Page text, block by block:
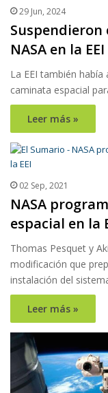
29 Jun, 2024
NASA en la EEI
La EEI también
caminata espacial
Leer más »
02 Sep, 2021
NASA
espacial en la
Thomas Pesquet y
modificación que
instalación del
Leer más »